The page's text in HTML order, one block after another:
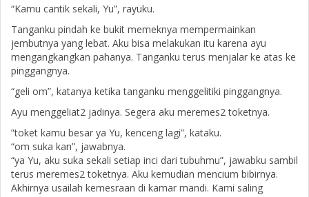
“Kamu cantik sekali, Yu”, rayuku.
Tanganku pindah ke bukit memeknya mempermainkan
jembutnya yang lebat. Aku bisa melakukan itu karena ayu
mengangkangkan pahanya. Tanganku terus menjalar ke atas ke
pinggangnya.
“geli om”, katanya ketika tanganku menggelitiki pinggangnya.
Ayu menggeliat2 jadinya. Segera aku meremes2 toketnya.
”toket kamu besar ya Yu, kenceng lagi”, kataku.
“om suka kan”, jawabnya.
“ya Yu, aku suka sekali setiap inci dari tubuhmu”, jawabku sambil
terus meremes2 toketnya. Aku kemudian mencium bibirnya.
Akhirnya usailah kemesraan di kamar mandi. Kami saling